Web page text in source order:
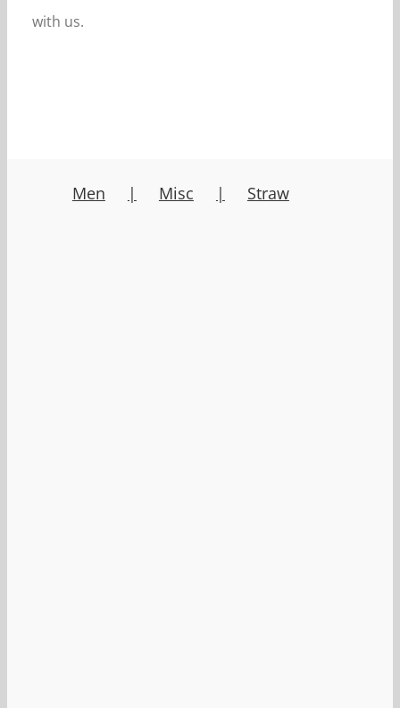
with us.
Men Misc Straw